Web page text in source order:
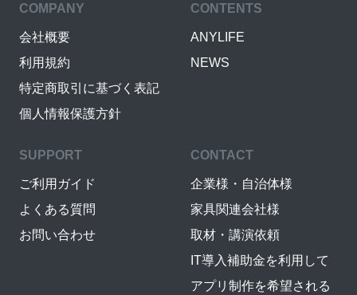
COMPANY
会社概要
利用規約
特定商取引に基づく表記
個人情報保護方針
CONTENTS
ANYLIFE
NEWS
SUPPORT
ご利用ガイド
よくある質問
お問い合わせ
CONTACT
企業様・自治体様
家具関連会社様
取材・講演依頼
IT導入補助金を利用して
アプリ制作を希望される